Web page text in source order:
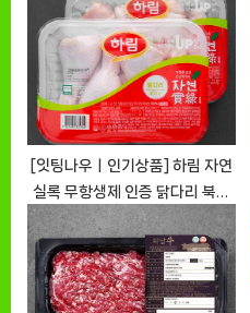
o
s
t
:
t
[잇팅나우ㅣ인기상품] 하림 자연
실록 무항생제 인증 닭다리 북채
리뷰 [EatingNOWㅣ추천상품]